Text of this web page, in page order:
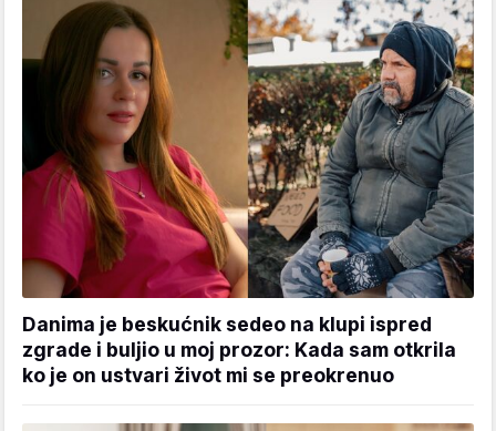
Danima je beskućnik sedeo na klupi ispred
zgrade i buljio u moj prozor: Kada sam otkrila
ko je on ustvari život mi se preokrenuo